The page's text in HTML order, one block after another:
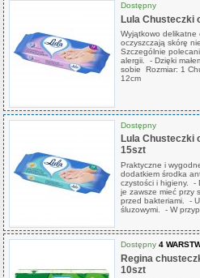
Dostępny
Lula Chusteczki
Wyjątkowo delikatne
oczyszczają skórę
Szczególnie
alergii. - Dzięki
sobie Rozmiar: 1
12cm
Dostępny
Lula Chusteczki
15szt
Praktyczne i
dodatkiem środka
czystości i higieny. -
je zawsze mieć przy
przed bakteriami. -
śluzowymi. - W
Dostępny 4
Regina
10szt